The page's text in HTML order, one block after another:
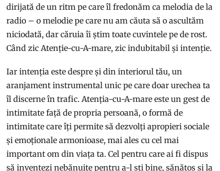
dirijată de un ritm pe care îl fredonăm ca melodia de la
radio – o melodie pe care nu am căuta să o ascultăm
niciodată, dar căruia îi știm toate cuvintele pe de rost.
Când zic Atenție-cu-A-mare, zic indubitabil și intenție.
Iar intenția este despre și din interiorul tău, un
aranjament instrumental unic pe care doar urechea ta
îl discerne în trafic. Atenția-cu-A-mare este un gest de
intimitate față de propria persoană, o formă de
intimitate care îți permite să dezvolți apropieri sociale
și emoționale armonioase, mai ales cu cel mai
important om din viața ta. Cel pentru care ai fi dispus
să inventezi nebănuite pentru a-l ști bine, sănătos și la